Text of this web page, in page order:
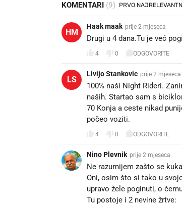
KOMENTARI (9) PRVO
HM
Haak maak prije 2 mjeseca
Drugi u 4 dana.Tu je već
4 0 ODGOVORITE
LS
Livijo Stankovic prije 2 mjeseca
100% naši Night Rideri.
naših. Startao sam s
70 Konja a ceste nikad
počeo voziti.
4 0 ODGOVORITE
Nino Plevnik prije 2 mjeseca
Ne razumijem zašto se
Oni, osim što si tako u
upravo žele poginuti, o
Tu postoje i 2 nevine žrtve: